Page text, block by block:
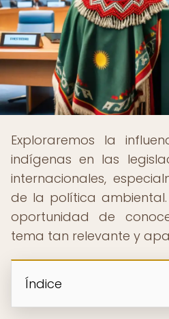
Exploraremos la
indígenas en las
internacionales,
de la política ambiental.
oportunidad de
tema tan relevante y
Índice